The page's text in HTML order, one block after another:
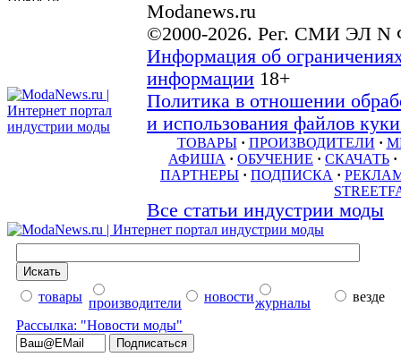
Modanews.ru
©2000-2026. Рег. СМИ ЭЛ N
Информация об
информации 18+
Политика в отношении
и использования файлов
ТОВАРЫ · ПРОИЗВОДИТЕЛИ ·
АФИША · ОБУЧЕНИЕ · СКАЧАТЬ ·
ПАРТНЕРЫ · ПОДПИСКА ·
Все статьи индустрии моды
товары производители новостижурналы
везде
Рассылка: "Новости моды"